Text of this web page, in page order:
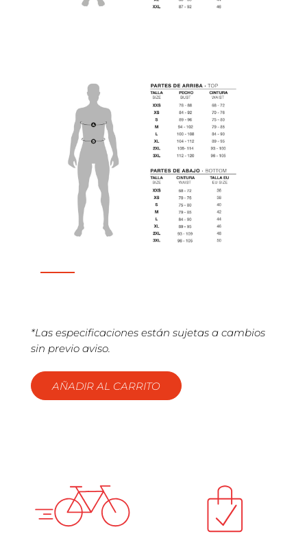
*Las especificaciones están sujetas a cambios
sin previo aviso.
AÑADIR AL CARRITO